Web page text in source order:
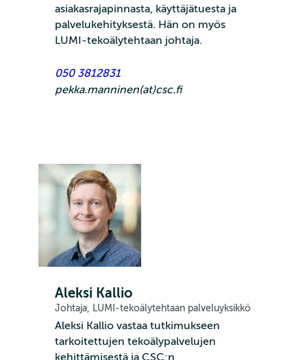
asiakasrajapinnasta, käyttäjätuesta ja
palvelukehityksestä. Hän on myös
LUMI-tekoälytehtaan johtaja.
050 3812831
pekka.manninen(at)csc.fi
Aleksi Kallio
Johtaja, LUMI-tekoälytehtaan palveluyksikkö
Aleksi Kallio vastaa tutkimukseen
tarkoitettujen tekoälypalvelujen
kehittämisestä ja CSC:n